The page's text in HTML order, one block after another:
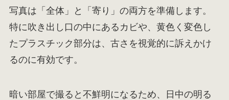
写真は「全体」と「寄り」の両方を準備します。
特に吹き出し口の中にあるカビや、黄色く変色し
たプラスチック部分は、古さを視覚的に訴えかけ
るのに有効です。
暗い部屋で撮ると不鮮明になるため、日中の明る